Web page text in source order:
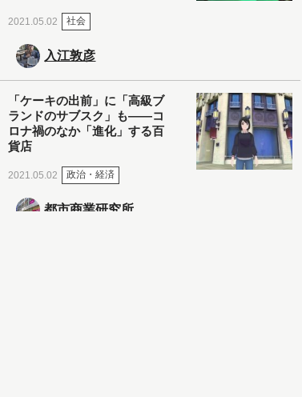
2021.05.02 社会
入江敦彦
「ケーキの出前」に「高級ブ
ランドのサブスク」も――コ
ロナ禍のなか「進化」する百
貨店
2021.05.02 政治・経済
都市商業研究所